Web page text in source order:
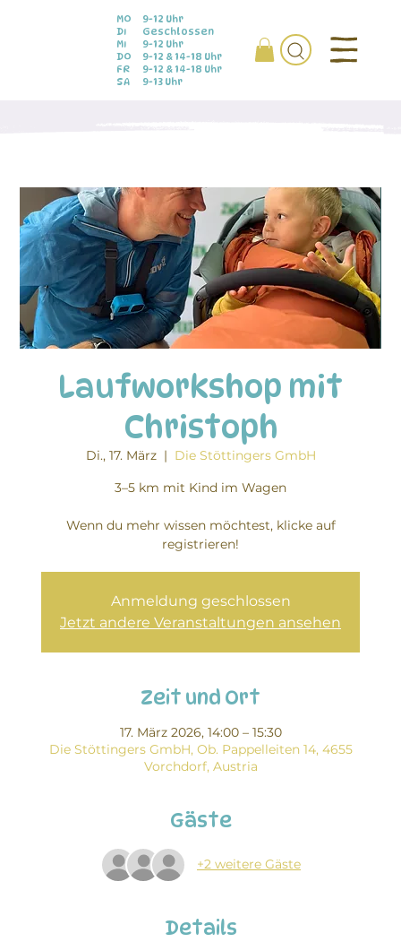
MO
DI
MI
DO
FR
SA
9-12 Uhr
Geschlossen
9-12 Uhr
9-12 & 14-18 Uhr
9-12 & 14-18 Uhr
9-13 Uhr
Laufworkshop mit
Christoph
Di., 17. März
  |
Die Stöttingers GmbH
3–5 km mit Kind im Wagen
Wenn du mehr wissen möchtest, klicke auf
registrieren!
Anmeldung geschlossen
Jetzt andere Veranstaltungen ansehen
Zeit und Ort
17. März 2026, 14:00 – 15:30
Die Stöttingers GmbH, Ob. Pappelleiten 14, 4655
Vorchdorf, Austria
Gäste
+2 weitere Gäste
Details